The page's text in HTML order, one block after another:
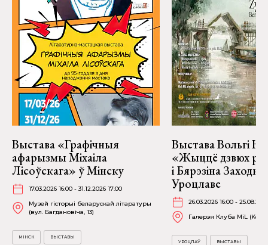
Выстава «Графічныя
афарызмы Міхаіла
Лісоўскага» ў Мінску
17.03.2026 16:00 - 31.12.2026 17:00
Музей гісторыі беларускай літаратуры
(вул. Багдановіча, 13)
МІНСК ВЫСТАВЫ
Выстава Вольгі
«Жыццё дзвюх
і Бярэзіна
Уроцлаве
26.03.2026 16:00 -
Галерэя Клуба MiL
УРОЦЛАЎ ВЫСТАВЫ